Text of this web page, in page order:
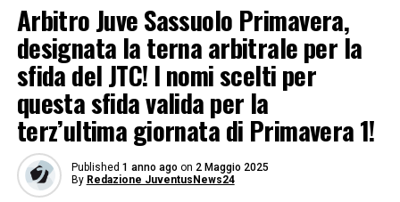
Arbitro Juve Sassuolo Primavera,
designata la terna arbitrale per la
sfida del JTC! I nomi scelti per
questa sfida valida per la
terz’ultima giornata di Primavera 1!
Published 1 anno ago on 2 Maggio 2025
By Redazione JuventusNews24